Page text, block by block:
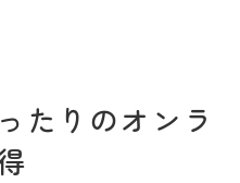
たりのオンラ